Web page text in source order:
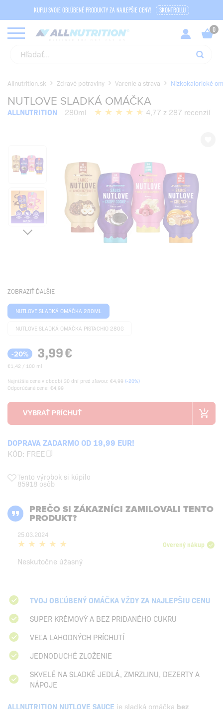
KUPUJ SVOJE OBĽÚBENÉ PRODUKTY ZA NAJLEPŠIE CENY! SKONTROLUJ
Allnutrition.sk Zdravé potraviny Varenie a strava Nízkokalorické
NUTLOVE SLADKÁ OMÁČKA
ALLNUTRITION 280ml 4,77 z 287 recenzií
ZOBRAZIŤ ĎALŠIE
NUTLOVE SLADKÁ OMÁČKA 280ML
NUTLOVE SLADKÁ OMÁČKA PISTACHIO 280G
-20% 3,99€
€1,42 / 100 ml
Najnižšia cena v období 30 dní pred zľavou: €4,99 (-20%)
Odporúčaná cena: €4,99
DOPRAVA ZADARMO OD 19,99 EUR!
KÓD: FREE
Tento výrobok si kúpilo
85918 osôb
PREČO SI ZÁKAZNÍCI ZAMILOVALI TENTO
PRODUKT?
25.03.2024
Overený nákup
Neskutočne úžasný
TVOJ OBĽÚBENÝ OMÁČKA VŽDY ZA NAJLEPŠIU CENU
SUPER KRÉMOVÝ A BEZ PRIDANÉHO CUKRU
VEĽA LAHODNÝCH PRÍCHUTÍ
JEDNODUCHÉ ZLOŽENIE
SKVELÉ NA SLADKÉ JEDLÁ, ZMRZLINU, DEZERTY A
NÁPOJE
ALLNUTRITION NUTLOVE SAUCE je sladká omáčka bez